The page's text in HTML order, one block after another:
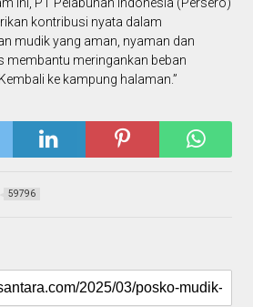
kontribusi nyata dalam
mudik yang aman, nyaman dan
membantu meringankan beban
ke kampung halaman.”
59796